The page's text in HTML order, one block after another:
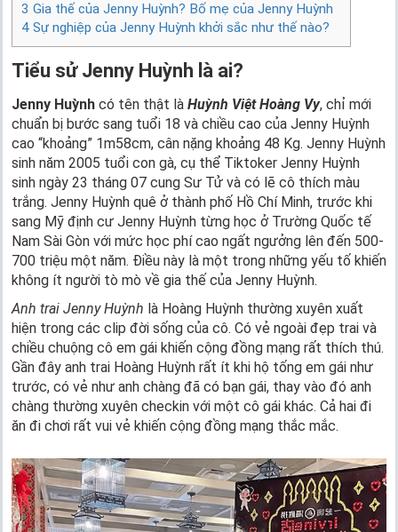
3 Gia thế của Jenny Huỳnh? Bố mẹ của Jenny Huỳnh
4 Sự nghiệp của Jenny Huỳnh khởi sắc như thế nào?
Tiểu sử Jenny Huỳnh là ai?
Jenny Huỳnh có tên thật là Huỳnh Việt Hoàng Vy, chỉ mới
chuẩn bị bước sang tuổi 18 và chiều cao của Jenny Huỳnh
cao “khoảng” 1m58cm, cân nặng khoảng 48 Kg. Jenny Huỳnh
sinh năm 2005 tuổi con gà, cụ thể Tiktoker Jenny Huỳnh
sinh ngày 23 tháng 07 cung Sư Tử và có lẽ cô thích màu
trắng. Jenny Huỳnh quê ở thành phố Hồ Chí Minh, trước khi
sang Mỹ định cư Jenny Huỳnh từng học ở Trường Quốc tế
Nam Sài Gòn với mức học phí cao ngất ngưởng lên đến 500-
700 triệu một năm. Điều này là một trong những yếu tố khiến
không ít người tò mò về gia thế của Jenny Huỳnh.
Anh trai Jenny Huỳnh là Hoàng Huỳnh thường xuyên xuất
hiện trong các clip đời sống của cô. Có vẻ ngoài đẹp trai và
chiều chuộng cô em gái khiến cộng đồng mạng rất thích thú.
Gần đây anh trai Hoàng Huỳnh rất ít khi hộ tống em gái như
trước, có vẻ như anh chàng đã có bạn gái, thay vào đó anh
chàng thường xuyên checkin với một cô gái khác. Cả hai đi
ăn đi chơi rất vui vẻ khiến cộng đồng mạng thắc mắc.